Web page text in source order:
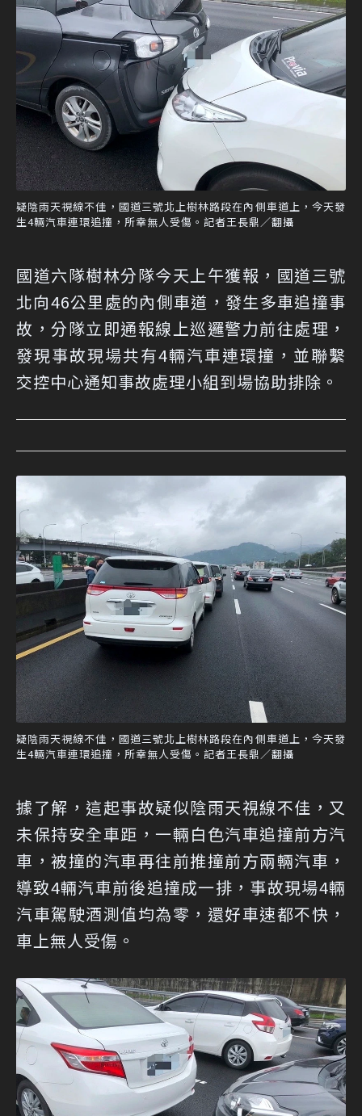
疑陰雨天視線不佳，國道三號北上樹林路段在內側車道上，今天發
生4輛汽車連環追撞，所幸無人受傷。記者王長鼎／翻攝
國道六隊樹林分隊今天上午獲報，國道三號
北向46公里處的內側車道，發生多車追撞事
故，分隊立即通報線上巡邏警力前往處理，
發現事故現場共有4輛汽車連環撞，並聯繫
交控中心通知事故處理小組到場協助排除。
疑陰雨天視線不佳，國道三號北上樹林路段在內側車道上，今天發
生4輛汽車連環追撞，所幸無人受傷。記者王長鼎／翻攝
據了解，這起事故疑似陰雨天視線不佳，又
未保持安全車距，一輛白色汽車追撞前方汽
車，被撞的汽車再往前推撞前方兩輛汽車，
導致4輛汽車前後追撞成一排，事故現場4輛
汽車駕駛酒測值均為零，還好車速都不快，
車上無人受傷。